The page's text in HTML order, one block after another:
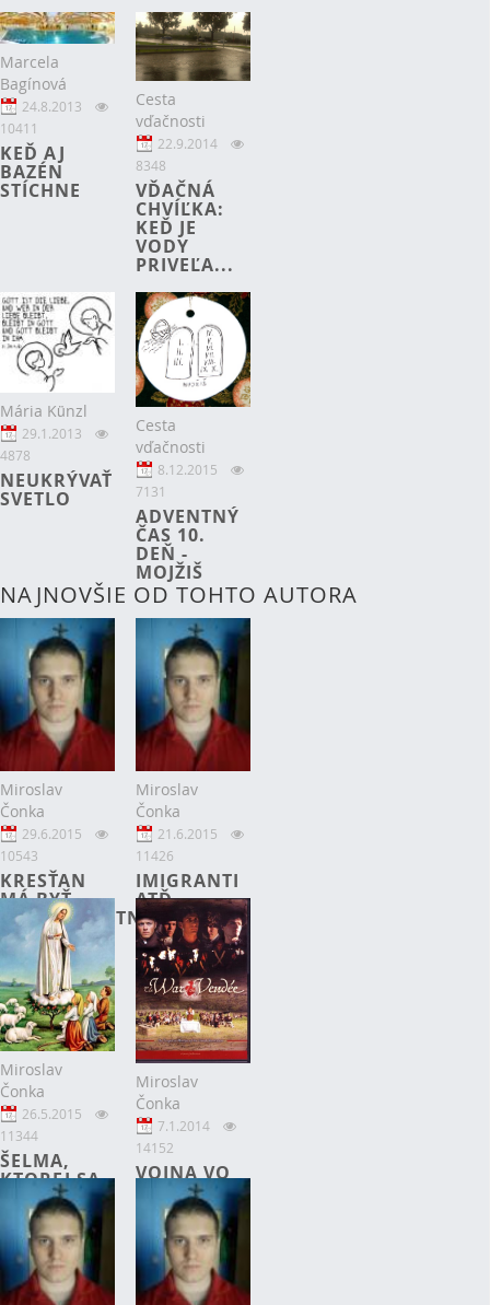
Marcela
Bagínová
24.8.2013
10411
KEĎ AJ
BAZÉN
STÍCHNE
Cesta
vďačnosti
22.9.2014
8348
VĎAČNÁ
CHVÍĽKA:
KEĎ JE
VODY
PRIVEĽA...
Mária Künzl
29.1.2013
4878
NEUKRÝVAŤ
SVETLO
Cesta
vďačnosti
8.12.2015
7131
ADVENTNÝ
ČAS 10.
DEŇ -
MOJŽIŠ
NAJNOVŠIE OD TOHTO AUTORA
Miroslav
Čonka
29.6.2015
10543
KRESŤAN
MÁ BYŤ
NETOLERANTNÝ
Miroslav
Čonka
21.6.2015
11426
IMIGRANTI
ATĎ.
Miroslav
Čonka
26.5.2015
11344
ŠELMA,
KTOREJ SA
ZAHOJILA
SMRTEĽNÁ
RANA
Miroslav
Čonka
7.1.2014
14152
VOJNA VO
VENDEE